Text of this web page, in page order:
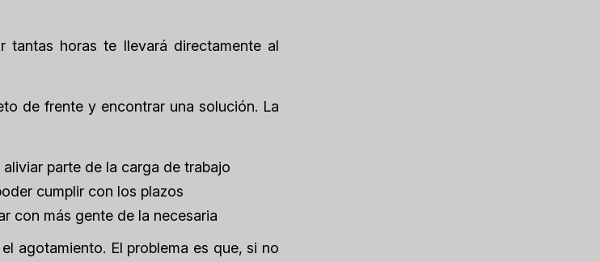
tantas horas te llevará directamente al
de frente y encontrar una solución. La
parte de la carga de trabajo
cumplir con los plazos
con más gente de la necesaria
agotamiento. El problema es que, si no